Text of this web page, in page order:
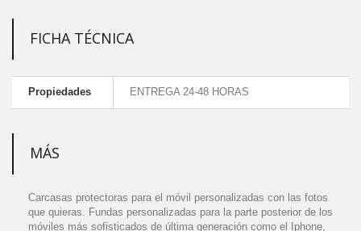
FICHA TÉCNICA
Propiedades ENTREGA 24-48 HORAS
MÁS
Carcasas protectoras para el móvil personalizadas con las fotos
que quieras. Fundas personalizadas para la parte posterior de los
móviles más sofisticados de última generación como el Iphone,